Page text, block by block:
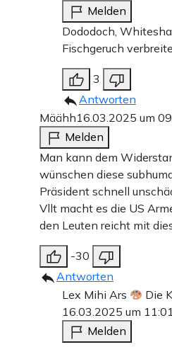
Melden
Dododoch,
Fischgeruch
3
Antworten
Määhh16.03.2025 um
Melden
Man kann dem
wünschen diese
Präsident schnell
Vllt macht es die US
den Leuten reicht mit
-30
Antworten
Lex Mihi Ars
Die
16.03.2025 um
Melden